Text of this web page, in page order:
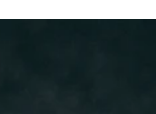
Weihnachtsgeschenken geht los. Das